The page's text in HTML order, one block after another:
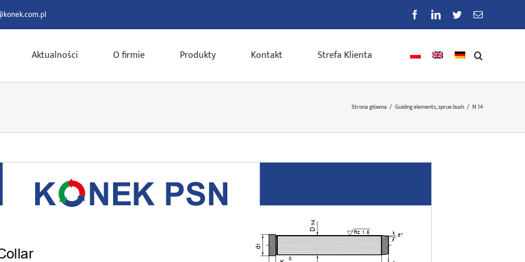
FacebookLinkedIn
TwitterE-
Aktualności O firmie Produkty Kontakt Strefa Klienta
Strona główna / Guiding elements, sprue bush / N 14